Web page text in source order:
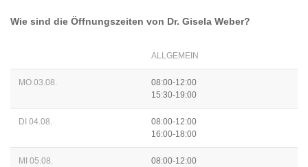
Wie sind die Öffnungszeiten von Dr. Gisela Weber?
ALLGEMEIN
MO 03.08.
08:00-12:00
15:30-19:00
DI 04.08.
08:00-12:00
16:00-18:00
MI 05.08. 08:00-12:00